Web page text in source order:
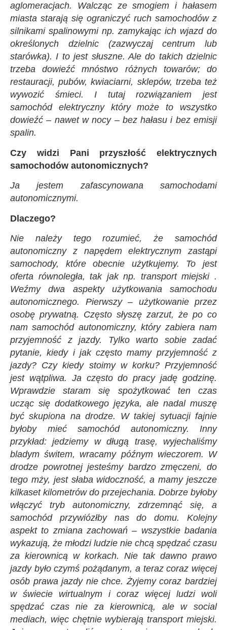
aglomeracjach. Walcząc ze smogiem i hałasem
miasta starają się ograniczyć ruch samochodów z
silnikami spalinowymi np. zamykając ich wjazd do
określonych dzielnic (zazwyczaj centrum lub
starówka). I to jest słuszne. Ale do takich dzielnic
trzeba dowieźć mnóstwo różnych towarów; do
restauracji, pubów, kwiaciarni, sklepów, trzeba też
wywozić śmieci. I tutaj rozwiązaniem jest
samochód elektryczny który może to wszystko
dowieźć – nawet w nocy – bez hałasu i bez emisji
spalin.
Czy widzi Pani przyszłość elektrycznych
samochodów autonomicznych?
Ja jestem zafascynowana samochodami
autonomicznymi.
Dlaczego?
Nie należy tego rozumieć, że samochód
autonomiczny z napędem elektrycznym zastąpi
samochody, które obecnie użytkujemy. To jest
oferta równoległa, tak jak np. transport miejski .
Weźmy dwa aspekty użytkowania samochodu
autonomicznego. Pierwszy – użytkowanie przez
osobę prywatną. Często słyszę zarzut, że po co
nam samochód autonomiczny, który zabiera nam
przyjemność z jazdy. Tylko warto sobie zadać
pytanie, kiedy i jak często mamy przyjemność z
jazdy? Czy kiedy stoimy w korku? Przyjemność
jest wątpliwa. Ja często do pracy jadę godzinę.
Wprawdzie staram się spożytkować ten czas
ucząc się dodatkowego języka, ale nadal muszę
być skupiona na drodze. W takiej sytuacji fajnie
byłoby mieć samochód autonomiczny. Inny
przykład: jedziemy w długą trasę, wyjechaliśmy
bladym świtem, wracamy późnym wieczorem. W
drodze powrotnej jesteśmy bardzo zmęczeni, do
tego mży, jest słaba widoczność, a mamy jeszcze
kilkaset kilometrów do przejechania. Dobrze byłoby
włączyć tryb autonomiczny, zdrzemnąć się, a
samochód przywiózłby nas do domu. Kolejny
aspekt to zmiana zachowań – wszystkie badania
wykazują, że młodzi ludzie nie chcą spędzać czasu
za kierownicą w korkach. Nie tak dawno prawo
jazdy było czymś pożądanym, a teraz coraz więcej
osób prawa jazdy nie chce. Żyjemy coraz bardziej
w świecie wirtualnym i coraz więcej ludzi woli
spędzać czas nie za kierownicą, ale w social
mediach, więc chętnie wybierają transport miejski.